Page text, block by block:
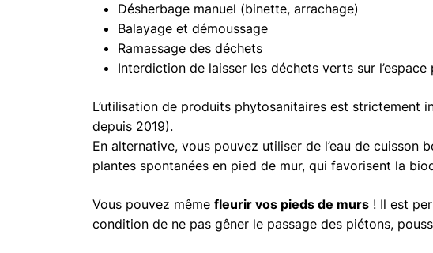
Désherbage manuel (binette, arrachage)
Balayage et démoussage
Ramassage des déchets
Interdiction de laisser les déchets verts sur l’espace
L’utilisation de produits phytosanitaires est strictement
depuis 2019).
En alternative, vous pouvez utiliser de l’eau de cuisson
plantes spontanées en pied de mur, qui favorisent la
Vous pouvez même fleurir vos pieds de murs ! Il est
condition de ne pas gêner le passage des piétons,